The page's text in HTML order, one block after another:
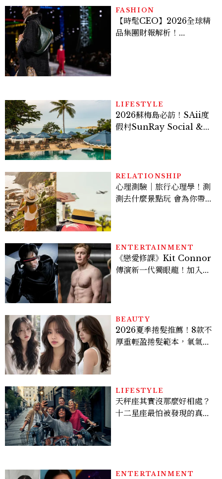
FASHION
【時髦CEO】2026全球精
品集團財報解析！
LIFESTYLE
2026蘇梅島必訪！SAii度
假村SunRay Social &
RELATIONSHIP
心理測驗｜旅行心理學！測
測去什麼景點玩 會為你帶來
ENTERTAINMENT
《戀愛修課》Kit Connor
傳演新一代獨眼龍！加入新
BEAUTY
2026夏季捲髮推薦！8款不
厚重輕盈捲髮範本，氧氣層
LIFESTYLE
天秤座其實沒那麼好相處？
十二星座最怕被發現的真實
ENTERTAINMENT